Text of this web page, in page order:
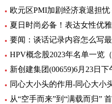
欧元区PMI加剧经济衰退担
夏日时尚必备！表达女性优
要闻：谈话记录内容怎么写
HPV概念股2023年名单一览（
同心大小头的作用-同心大小